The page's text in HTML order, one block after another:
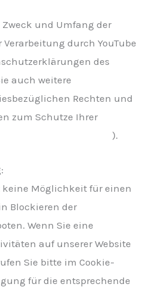
und Umfang der
durch YouTube
des
auch weitere
Rechten und
zum Schutze Ihrer
).
keine Möglichkeit für einen
Blockieren der
Wenn Sie eine
auf unserer Website
Sie bitte im Cookie-
für die entsprechende